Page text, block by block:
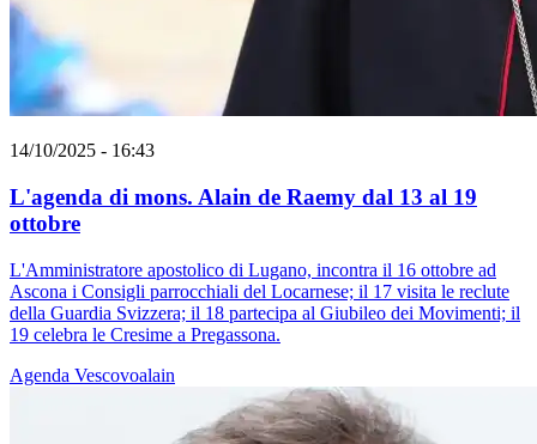
14/10/2025 - 16:43
L'agenda di mons. Alain de Raemy dal 13 al 19
ottobre
L'Amministratore apostolico di Lugano, incontra il 16 ottobre ad
Ascona i Consigli parrocchiali del Locarnese; il 17 visita le reclute
della Guardia Svizzera; il 18 partecipa al Giubileo dei Movimenti; il
19 celebra le Cresime a Pregassona.
Agenda Vescovoalain